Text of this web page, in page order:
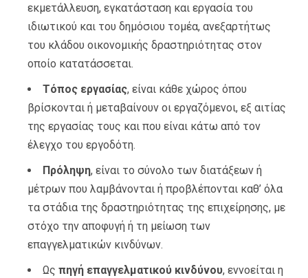
εκμετάλλευση, εγκατάσταση και εργασία του
ιδιωτικού και του δημόσιου τομέα, ανεξαρτήτως
του κλάδου οικονομικής δραστηριότητας στον
οποίο κατατάσσεται.
Τόπος εργασίας, είναι κάθε χώρος όπου
βρίσκονται ή μεταβαίνουν οι εργαζόμενοι, εξ αιτίας
της εργασίας τους και που είναι κάτω από τον
έλεγχο του εργοδότη.
Πρόληψη, είναι το σύνολο των διατάξεων ή
μέτρων που λαμβάνονται ή προβλέπονται καθ’ όλα
τα στάδια της δραστηριότητας της επιχείρησης, με
στόχο την αποφυγή ή τη μείωση των
επαγγελματικών κινδύνων.
Ως πηγή επαγγελματικού κινδύνου, εννοείται η